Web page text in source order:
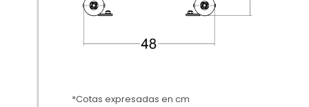
*Cotas expresadas en cm